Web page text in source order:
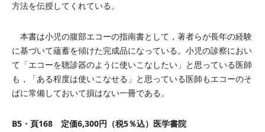
方法を伝授してくれている。
本書は小児の腹部エコーの指南書として，著者らが長年の経験
に基づいて蘊蓄を傾けた完成品になっている。小児の診察におい
て「エコーを聴診器のように使いこなしたい」と思っている医師
も，「ある程度は使いこなせる」と思っている医師もエコーのそ
ばに常備しておいて損はない一冊である。
B5・頁168 定価6,300円（税5％込）医学書院